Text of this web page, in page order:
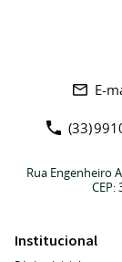
(33)
Rua Engenheiro
CEP:
Institucional